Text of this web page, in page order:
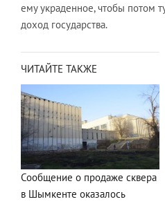
ему украденное, чтобы потом
доход государства.
ЧИТАЙТЕ ТАКЖЕ
Сообщение о продаже сквера
в Шымкенте оказалось